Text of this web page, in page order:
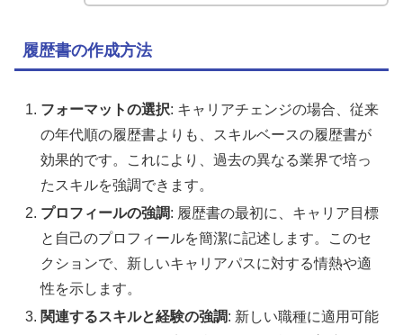
履歴書の作成方法
フォーマットの選択: キャリアチェンジの場合、従来
の年代順の履歴書よりも、スキルベースの履歴書が
効果的です。これにより、過去の異なる業界で培っ
たスキルを強調できます。
プロフィールの強調: 履歴書の最初に、キャリア目標
と自己のプロフィールを簡潔に記述します。このセ
クションで、新しいキャリアパスに対する情熱や適
性を示します。
関連するスキルと経験の強調: 新しい職種に適用可能